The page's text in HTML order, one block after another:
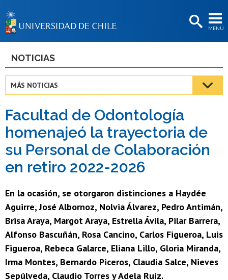
MENÚ
BIBLIOTECAS
Estudiantes
Académicas/os
Funcionarias/os
Egresadas/os
NOTICIAS
MÁS NOTICIAS
Facultad de Odontología
homenajeó la trayectoria de
su Personal de Colaboración
en retiro 2022-2026
En la ocasión, se otorgaron distinciones a Haydée
Aguirre, José Albornoz, Nolvia Álvarez, Pedro Antimán,
Brisa Araya, Margot Araya, Estrella Ávila, Pilar Barrera,
Alfonso Bascuñán, Rosa Cancino, Carlos Figueroa, Luis
Figueroa, Rebeca Galarce, Eliana Lillo, Gloria Miranda,
Irma Montes, Bernardo Piceros, Claudia Salce, Nieves
Sepúlveda, Claudio Torres y Adela Ruiz.